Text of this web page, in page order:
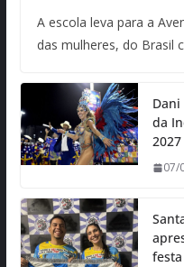
A escola leva para a
das mulheres, do Brasil
Dani
da
2027
07/